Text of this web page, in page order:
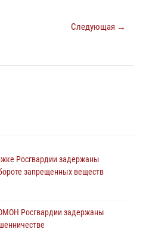
Следующая →
Росгвардии задержаны
запрещенных веществ
Росгвардии задержаны